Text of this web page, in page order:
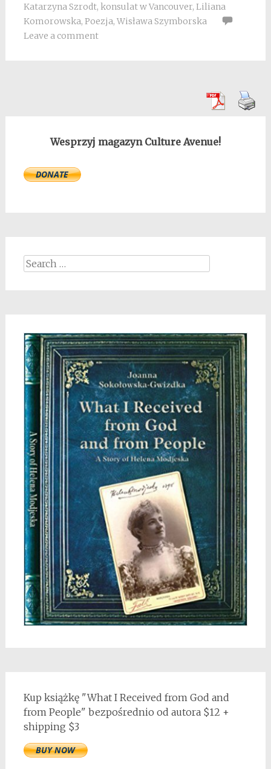
Katarzyna Szrodt, konsulat w Vancouver, Liliana
Komorowska, Poezja, Wisława Szymborska
Leave a comment
Wesprzyj magazyn Culture Avenue!
Search
for:
Kup książkę "What I Received from God and
from People" bezpośrednio od autora $12 +
shipping $3